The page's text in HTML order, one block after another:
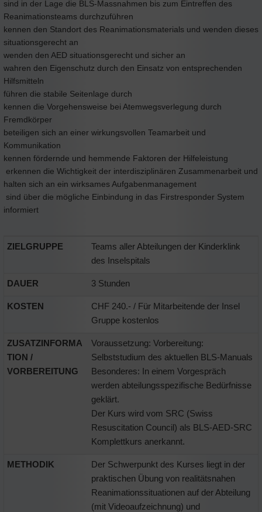
sind in der Lage die BLS-Massnahmen bis zum Eintreffen des
Reanimationsteams durchzuführen
kennen den Standort des Reanimationsmaterials und wenden dieses
situationsgerecht an
wenden den AED situationsgerecht und sicher an
wahren den Eigenschutz durch den Einsatz von entsprechenden
Hilfsmitteln
führen die stabile Seitenlage durch
kennen die Vorgehensweise bei Atemwegsverlegung durch
Fremdkörper
beteiligen sich an einer wirkungsvollen Teamarbeit und
Kommunikation
kennen fördernde und hemmende Faktoren der Hilfeleistung
erkennen die Wichtigkeit der interdisziplinären Zusammenarbeit und
halten sich an ein wirksames Aufgabenmanagement
sind über die mögliche Einbindung in das Firstresponder System
informiert
ZIELGRUPPE
Teams aller Abteilungen der Kinderklink
des Inselspitals
DAUER 3 Stunden
KOSTEN
CHF 240.- / Für Mitarbeitende der Insel
Gruppe kostenlos
ZUSATZINFORMA
TION /
VORBEREITUNG
Voraussetzung: Vorbereitung:
Selbststudium des aktuellen BLS-Manuals
Besonderes: In einem Vorgespräch
werden abteilungsspezifische Bedürfnisse
geklärt.
Der Kurs wird vom SRC (Swiss
Resuscitation Council) als BLS-AED-SRC
Komplettkurs anerkannt.
METHODIK
Der Schwerpunkt des Kurses liegt in der
praktischen Übung von realitätsnahen
Reanimationssituationen auf der Abteilung
(mit Videoaufzeichnung) und